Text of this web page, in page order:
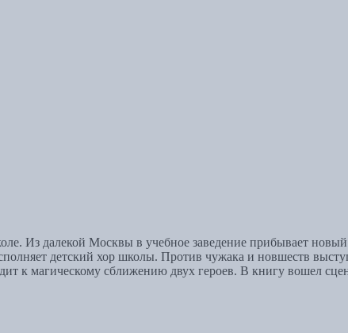
Из далекой Москвы в учебное заведение прибывает
детский хор школы. Против чужака и новшеств
к магическому сближению двух героев. В книгу вошел